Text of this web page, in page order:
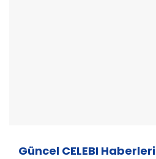
Güncel CELEBI Haberleri